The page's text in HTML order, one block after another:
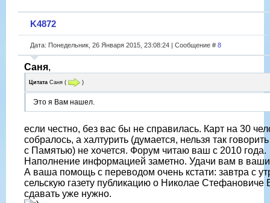
K4872
Дата: Понедельник, 26 Января 2015, 23:08:24 | Сообщение # 8
Саня,
Цитата Саня ( )
Это я Вам нашел.
если честно, без вас бы не справилась. Карт на 30
собралось, а халтурить (думается, нельзя так
с Памятью) не хочется. Форум читаю ваш с 2010 года.
Наполнение информацией заметно. Удачи вам в
А ваша помощь с переводом очень кстати: завтра с
сельскую газету публикацию о Николае Стефановиче
сдавать уже нужно.